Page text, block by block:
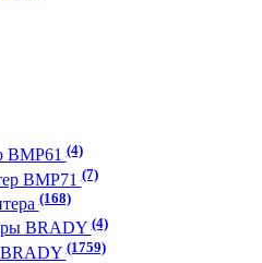
BMP61(4)
BMP71(7)
(168)
BRADY(4)
BRADY(1759)